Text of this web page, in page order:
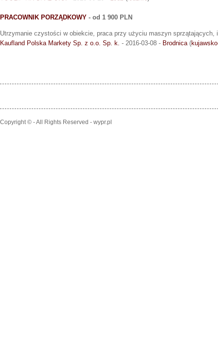
PRACOWNIK PORZĄDKOWY - od 1 900 PLN
Utrzymanie czystości w obiekcie, praca przy użyciu maszyn sprzątających,
Kaufland Polska Markety Sp. z o.o. Sp. k. - 2016-03-08 - Brodnica (
Copyright © - All Rights Reserved - wypr.pl